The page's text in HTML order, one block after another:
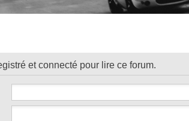
et connecté pour lire ce forum.